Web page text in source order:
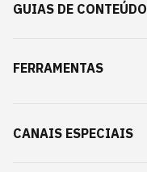
GUIAS DE CONTEÚDO
FERRAMENTAS
CANAIS ESPECIAIS